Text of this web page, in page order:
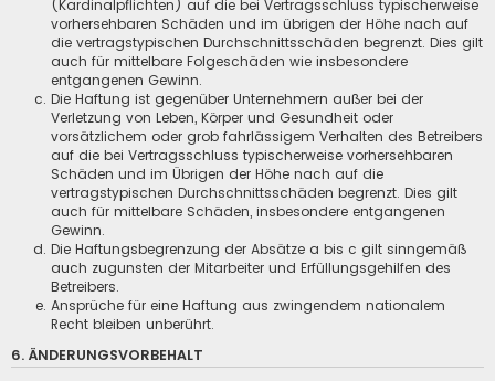
(Kardinalpflichten) auf die bei Vertragsschluss typischerweise
vorhersehbaren Schäden und im übrigen der Höhe nach auf
die vertragstypischen Durchschnittsschäden begrenzt. Dies gilt
auch für mittelbare Folgeschäden wie insbesondere
entgangenen Gewinn.
Die Haftung ist gegenüber Unternehmern außer bei der
Verletzung von Leben, Körper und Gesundheit oder
vorsätzlichem oder grob fahrlässigem Verhalten des Betreibers
auf die bei Vertragsschluss typischerweise vorhersehbaren
Schäden und im Übrigen der Höhe nach auf die
vertragstypischen Durchschnittsschäden begrenzt. Dies gilt
auch für mittelbare Schäden, insbesondere entgangenen
Gewinn.
Die Haftungsbegrenzung der Absätze a bis c gilt sinngemäß
auch zugunsten der Mitarbeiter und Erfüllungsgehilfen des
Betreibers.
Ansprüche für eine Haftung aus zwingendem nationalem
Recht bleiben unberührt.
6. ÄNDERUNGSVORBEHALT